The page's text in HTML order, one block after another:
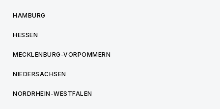
HAMBURG
HESSEN
MECKLENBURG-VORPOMMERN
NIEDERSACHSEN
NORDRHEIN-WESTFALEN